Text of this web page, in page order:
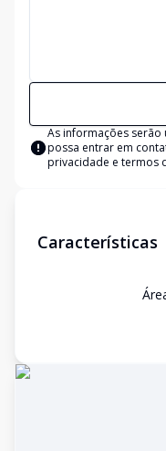
As informações serão
possa entrar em
privacidade e termos
Características